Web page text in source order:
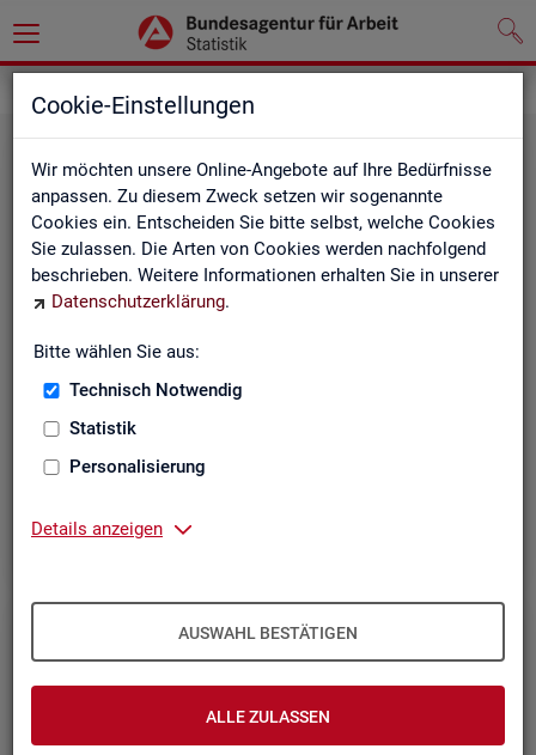
Cookie-Einstellungen
Wir möchten unsere Online-Angebote auf Ihre Bedürfnisse
anpassen. Zu diesem Zweck setzen wir sogenannte
Cookies ein. Entscheiden Sie bitte selbst, welche Cookies
Sie zulassen. Die Arten von Cookies werden nachfolgend
beschrieben. Weitere Informationen erhalten Sie in unserer
Datenschutzerklärung.
Bitte wählen Sie aus:
Technisch Notwendig
Statistik
Personalisierung
Details anzeigen
AUSWAHL BESTÄTIGEN
ALLE ZULASSEN
Un­ter­be­schäf­ti­gung
Wie viele Menschen suchen Arbeit oder haben
Beschäftigungsverhältnis fehlt?